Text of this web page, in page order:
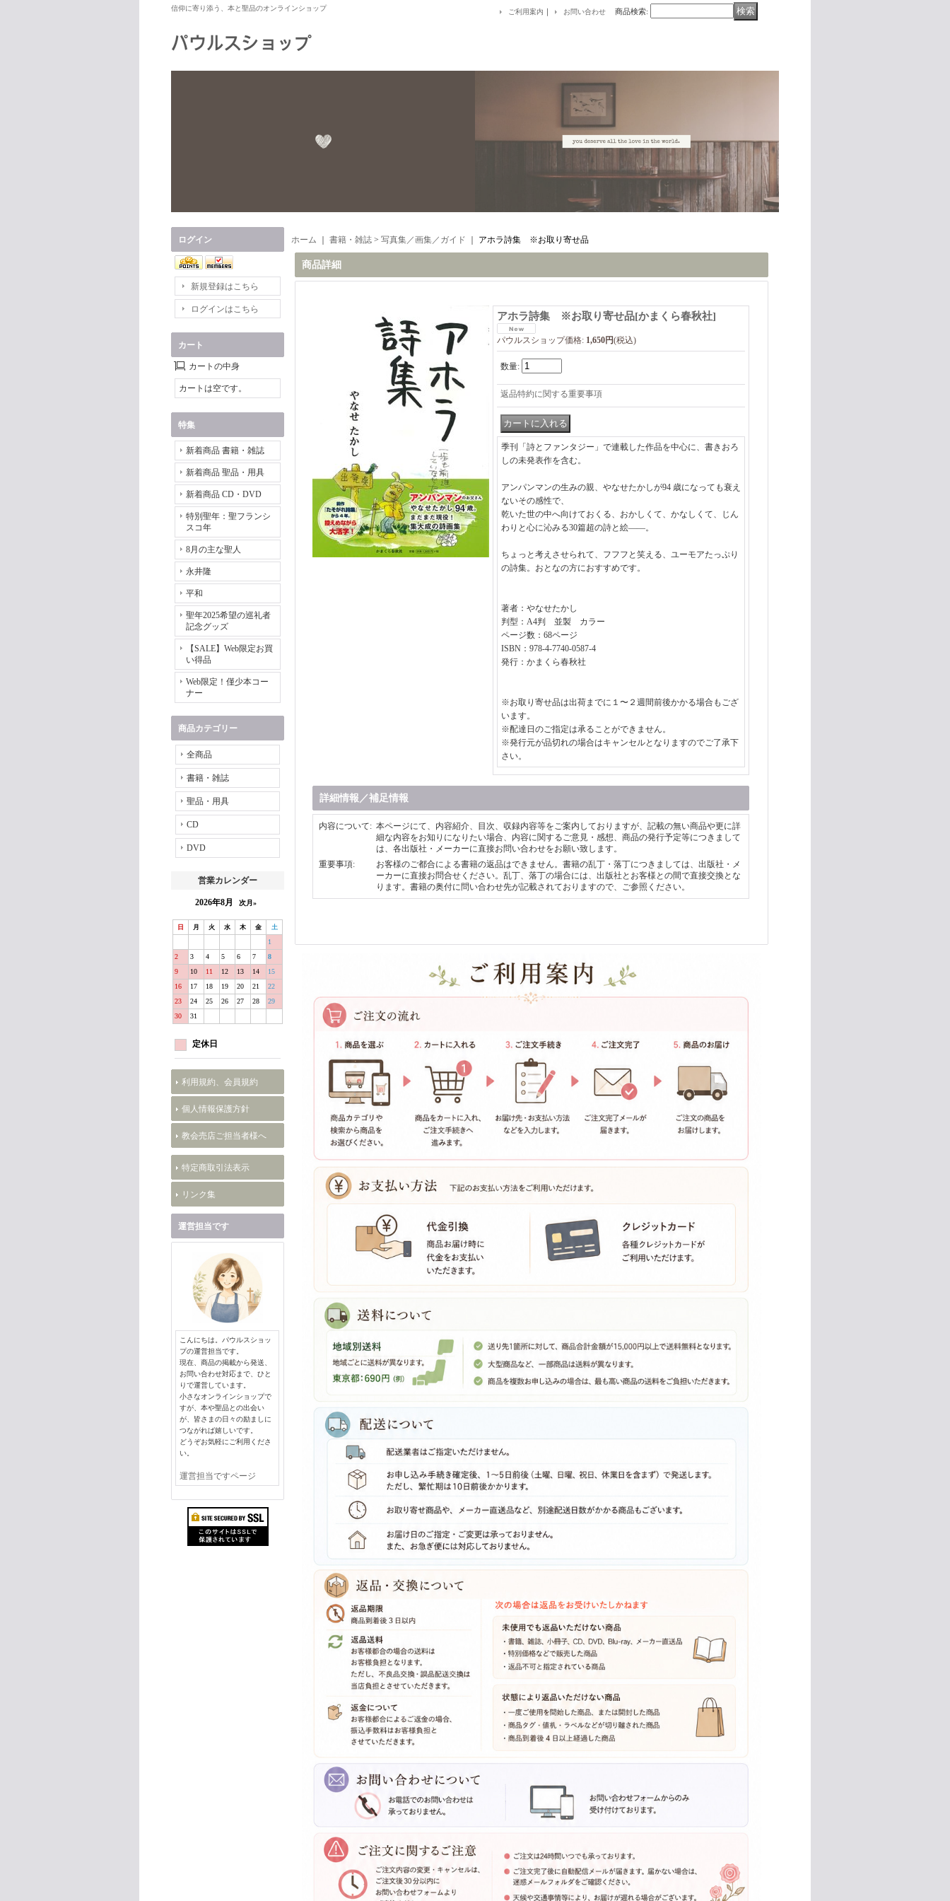
信仰に寄り添う、本と聖品のオンラインショップ ご利用案内 ｜ お問い合わせ 商品検索:
ログイン
新規登録はこちら
ログインはこちら
カート
カートの中身
カートは空です。
特集
新着商品 書籍・雑誌
新着商品 聖品・用具
新着商品 CD・DVD
特別聖年：聖フランシ
スコ年
8月の主な聖人
永井隆
平和
聖年2025希望の巡礼者
記念グッズ
【SALE】Web限定お買
い得品
Web限定！僅少本コー
ナー
商品カテゴリー
全商品
書籍・雑誌
聖品・用具
CD
DVD
営業カレンダー
2026年8月 次月»
日 月 火 水 木 金 土
1
2
3 4 5 6 7
8
9
10 11 12 13 14
15
16
17 18 19 20 21
22
23
24 25 26 27 28
29
30
31
定休日
利用規約、会員規約
個人情報保護方針
教会売店ご担当者様へ
特定商取引法表示
リンク集
運営担当です
こんにちは。パウルスショッ
プの運営担当です。
現在、商品の掲載から発送、
お問い合わせ対応まで、ひと
りで運営しています。
小さなオンラインショップで
すが、本や聖品との出会い
が、皆さまの日々の励ましに
つながれば嬉しいです。
どうぞお気軽にご利用くださ
い。
運営担当ですページ
ホーム 書籍・雑誌 > 写真集／画集／ガイド アホラ詩集 ※お取り寄せ品
商品詳細
アホラ詩集 ※お取り寄せ品[かまくら春秋社]
パウルスショップ価格: 1,650円(税込)
数量:
返品特約に関する重要事項
季刊「詩とファンタジー」で連載した作品を中心に、書きおろ
しの未発表作を含む。
アンパンマンの生みの親、やなせたかしが94 歳になっても衰え
ないその感性で、
乾いた世の中へ向けておくる、おかしくて、かなしくて、じん
わりと心に沁みる30篇超の詩と絵――。
ちょっと考えさせられて、フフフと笑える、ユーモアたっぷり
の詩集。おとなの方におすすめです。
著者：やなせたかし
判型：A4判 並製 カラー
ページ数：68ページ
ISBN：978-4-7740-0587-4
発行：かまくら春秋社
※お取り寄せ品は出荷までに１〜２週間前後かかる場合もござ
います。
※配達日のご指定は承ることができません。
※発行元が品切れの場合はキャンセルとなりますのでご了承下
さい。
詳細情報／補足情報
内容について: 本ページにて、内容紹介、目次、収録内容等をご案内しておりますが、記載の無い商品や更に詳
細な内容をお知りになりたい場合、内容に関するご意見・感想、商品の発行予定等につきまして
は、各出版社・メーカーに直接お問い合わせをお願い致します。
重要事項:
お客様のご都合による書籍の返品はできません。書籍の乱丁・落丁につきましては、出版社・メ
ーカーに直接お問合せください。乱丁、落丁の場合には、出版社とお客様との間で直接交換とな
ります。書籍の奥付に問い合わせ先が記載されておりますので、ご参照ください。